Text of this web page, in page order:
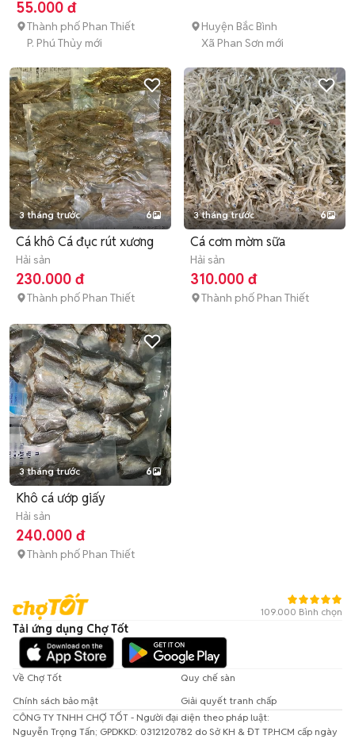
55.000 đ
Thành phố Phan Thiết
P. Phú Thủy mới
Huyện Bắc Bình
Xã Phan Sơn mới
3 tháng trước 6
Cá khô Cá đục rút xương
Hải sản
230.000 đ
Thành phố Phan Thiết
3 tháng trước 6
Cá cơm mờm sữa
Hải sản
310.000 đ
Thành phố Phan Thiết
3 tháng trước 6
Khô cá ướp giấy
Hải sản
240.000 đ
Thành phố Phan Thiết
109.000 Bình chọn
Tải ứng dụng Chợ Tốt
Về Chợ Tốt
Quy chế sàn
Chính sách bảo mật
Giải quyết tranh chấp
CÔNG TY TNHH CHỢ TỐT - Người đại diện theo pháp luật:
Nguyễn Trọng Tấn; GPDKKD: 0312120782 do Sở KH & ĐT TP.HCM cấp ngày